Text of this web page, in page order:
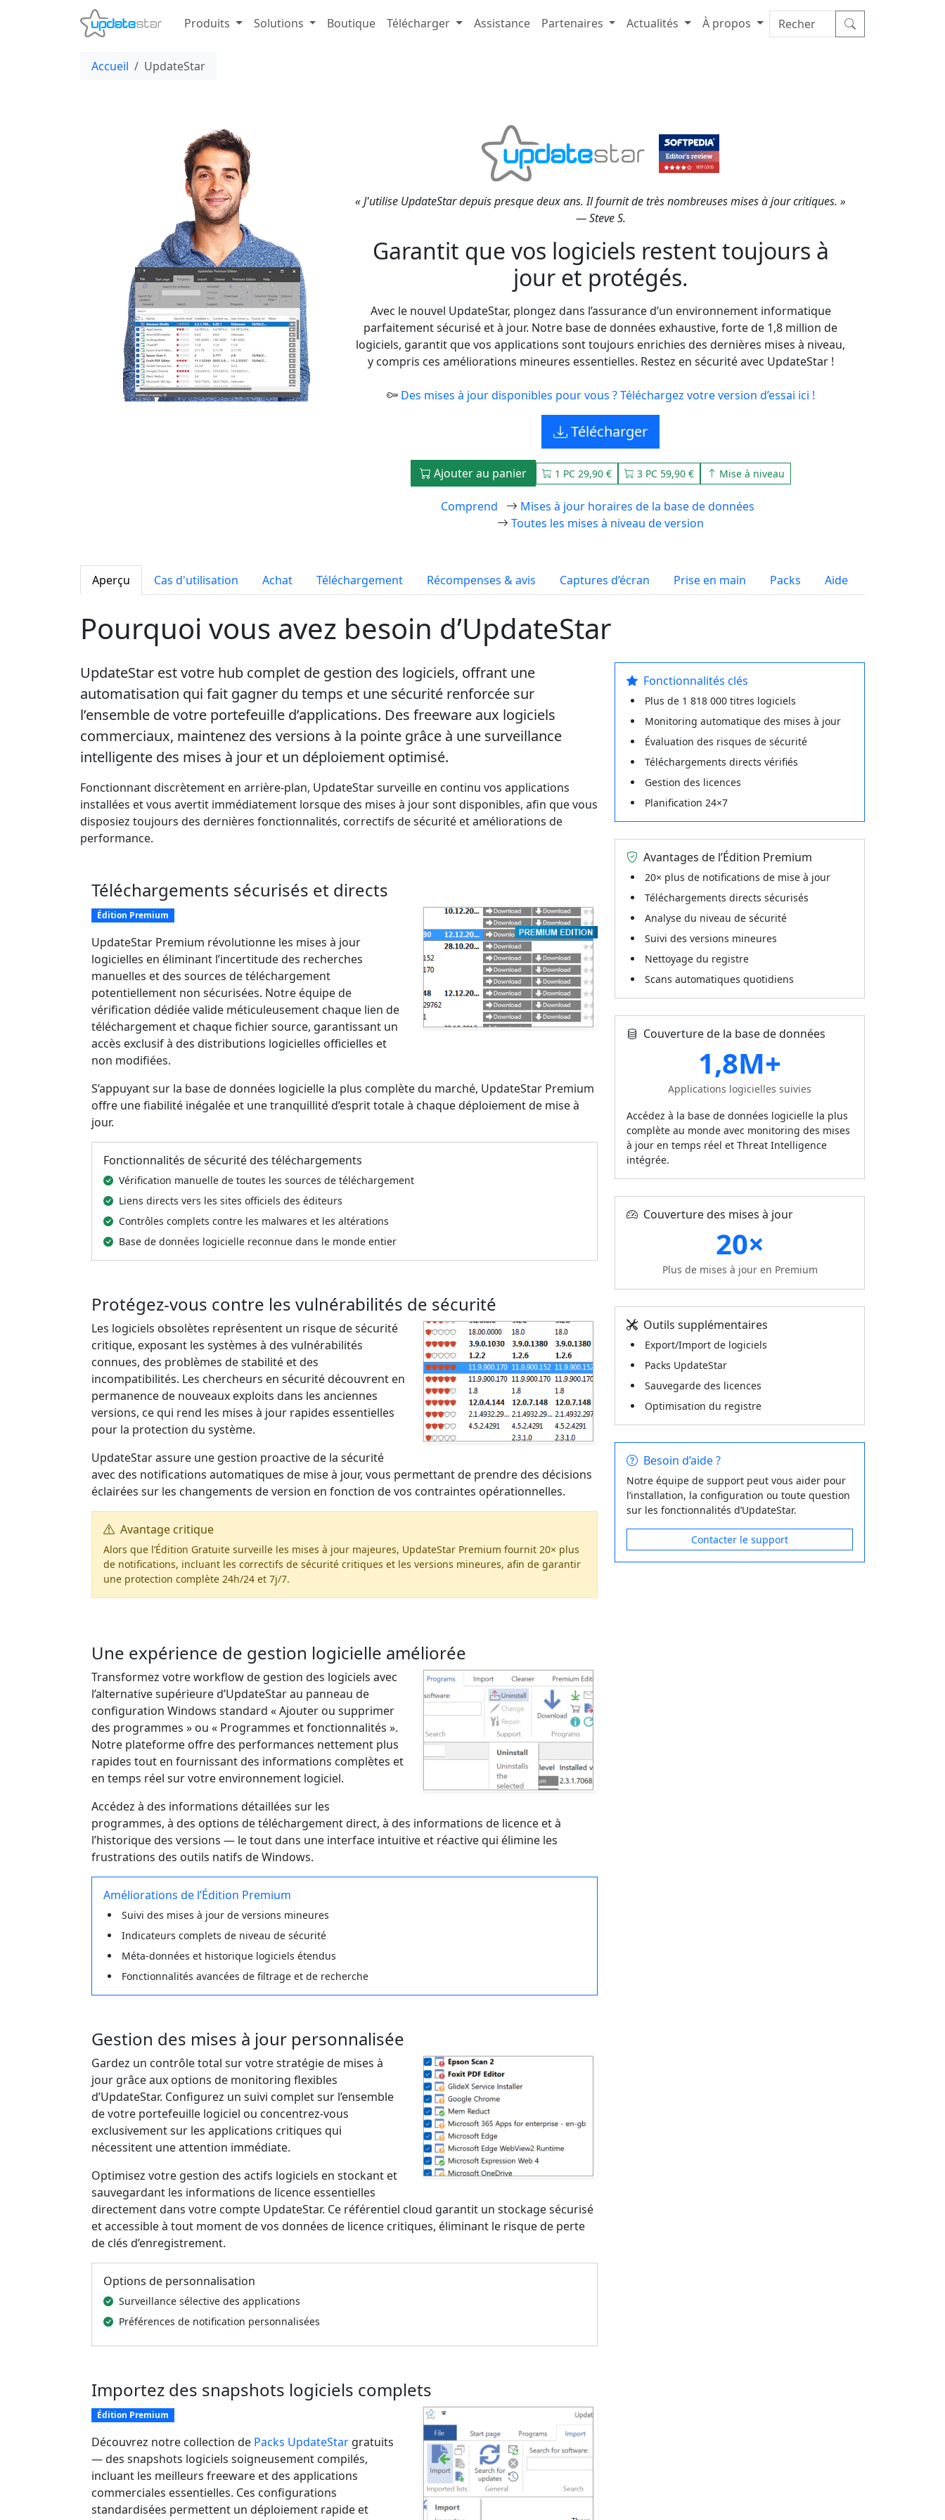
Produits Solutions Boutique Télécharger Assistance Partenaires Actualités À propos
Accueil UpdateStar
« J'utilise UpdateStar depuis presque deux ans. Il fournit de très nombreuses mises à jour critiques. »
— Steve S.
Garantit que vos logiciels restent toujours à
jour et protégés.
Avec le nouvel UpdateStar, plongez dans l’assurance d’un environnement informatique
parfaitement sécurisé et à jour. Notre base de données exhaustive, forte de 1,8 million de
logiciels, garantit que vos applications sont toujours enrichies des dernières mises à niveau,
y compris ces améliorations mineures essentielles. Restez en sécurité avec UpdateStar !
Des mises à jour disponibles pour vous ? Téléchargez votre version d’essai ici !
Télécharger
Ajouter au panier 1 PC 29,90 € 3 PC 59,90 € Mise à niveau
Comprend
Mises à jour horaires de la base de données
Toutes les mises à niveau de version
Aperçu Cas d'utilisation Achat Téléchargement Récompenses & avis Captures d’écran Prise en main Packs Aide
Pourquoi vous avez besoin d’UpdateStar
UpdateStar est votre hub complet de gestion des logiciels, offrant une
automatisation qui fait gagner du temps et une sécurité renforcée sur
l’ensemble de votre portefeuille d’applications. Des freeware aux logiciels
commerciaux, maintenez des versions à la pointe grâce à une surveillance
intelligente des mises à jour et un déploiement optimisé.
Fonctionnant discrètement en arrière-plan, UpdateStar surveille en continu vos applications
installées et vous avertit immédiatement lorsque des mises à jour sont disponibles, afin que vous
disposiez toujours des dernières fonctionnalités, correctifs de sécurité et améliorations de
performance.
Téléchargements sécurisés et directs
Édition Premium
UpdateStar Premium révolutionne les mises à jour
logicielles en éliminant l’incertitude des recherches
manuelles et des sources de téléchargement
potentiellement non sécurisées. Notre équipe de
vérification dédiée valide méticuleusement chaque lien de
téléchargement et chaque fichier source, garantissant un
accès exclusif à des distributions logicielles officielles et
non modifiées.
S’appuyant sur la base de données logicielle la plus complète du marché, UpdateStar Premium
offre une fiabilité inégalée et une tranquillité d’esprit totale à chaque déploiement de mise à
jour.
Fonctionnalités de sécurité des téléchargements
Vérification manuelle de toutes les sources de téléchargement
Liens directs vers les sites officiels des éditeurs
Contrôles complets contre les malwares et les altérations
Base de données logicielle reconnue dans le monde entier
Protégez-vous contre les vulnérabilités de sécurité
Les logiciels obsolètes représentent un risque de sécurité
critique, exposant les systèmes à des vulnérabilités
connues, des problèmes de stabilité et des
incompatibilités. Les chercheurs en sécurité découvrent en
permanence de nouveaux exploits dans les anciennes
versions, ce qui rend les mises à jour rapides essentielles
pour la protection du système.
UpdateStar assure une gestion proactive de la sécurité
avec des notifications automatiques de mise à jour, vous permettant de prendre des décisions
éclairées sur les changements de version en fonction de vos contraintes opérationnelles.
Avantage critique
Alors que l’Édition Gratuite surveille les mises à jour majeures, UpdateStar Premium fournit 20× plus
de notifications, incluant les correctifs de sécurité critiques et les versions mineures, afin de garantir
une protection complète 24h/24 et 7j/7.
Une expérience de gestion logicielle améliorée
Transformez votre workflow de gestion des logiciels avec
l’alternative supérieure d’UpdateStar au panneau de
configuration Windows standard « Ajouter ou supprimer
des programmes » ou « Programmes et fonctionnalités ».
Notre plateforme offre des performances nettement plus
rapides tout en fournissant des informations complètes et
en temps réel sur votre environnement logiciel.
Accédez à des informations détaillées sur les
programmes, à des options de téléchargement direct, à des informations de licence et à
l’historique des versions — le tout dans une interface intuitive et réactive qui élimine les
frustrations des outils natifs de Windows.
Améliorations de l’Édition Premium
Suivi des mises à jour de versions mineures
Indicateurs complets de niveau de sécurité
Méta‑données et historique logiciels étendus
Fonctionnalités avancées de filtrage et de recherche
Gestion des mises à jour personnalisée
Gardez un contrôle total sur votre stratégie de mises à
jour grâce aux options de monitoring flexibles
d’UpdateStar. Configurez un suivi complet sur l’ensemble
de votre portefeuille logiciel ou concentrez‑vous
exclusivement sur les applications critiques qui
nécessitent une attention immédiate.
Optimisez votre gestion des actifs logiciels en stockant et
sauvegardant les informations de licence essentielles
directement dans votre compte UpdateStar. Ce référentiel cloud garantit un stockage sécurisé
et accessible à tout moment de vos données de licence critiques, éliminant le risque de perte
de clés d’enregistrement.
Options de personnalisation
Surveillance sélective des applications
Préférences de notification personnalisées
Importez des snapshots logiciels complets
Édition Premium
Découvrez notre collection de Packs UpdateStar gratuits
— des snapshots logiciels soigneusement compilés,
incluant les meilleurs freeware et des applications
commerciales essentielles. Ces configurations
standardisées permettent un déploiement rapide et
Fonctionnalités clés
Plus de 1 818 000 titres logiciels
Monitoring automatique des mises à jour
Évaluation des risques de sécurité
Téléchargements directs vérifiés
Gestion des licences
Planification 24×7
Avantages de l’Édition Premium
20× plus de notifications de mise à jour
Téléchargements directs sécurisés
Analyse du niveau de sécurité
Suivi des versions mineures
Nettoyage du registre
Scans automatiques quotidiens
Couverture de la base de données
1,8M+
Applications logicielles suivies
Accédez à la base de données logicielle la plus
complète au monde avec monitoring des mises
à jour en temps réel et Threat Intelligence
intégrée.
Couverture des mises à jour
20×
Plus de mises à jour en Premium
Outils supplémentaires
Export/Import de logiciels
Packs UpdateStar
Sauvegarde des licences
Optimisation du registre
Besoin d’aide ?
Notre équipe de support peut vous aider pour
l’installation, la configuration ou toute question
sur les fonctionnalités d’UpdateStar.
Contacter le support